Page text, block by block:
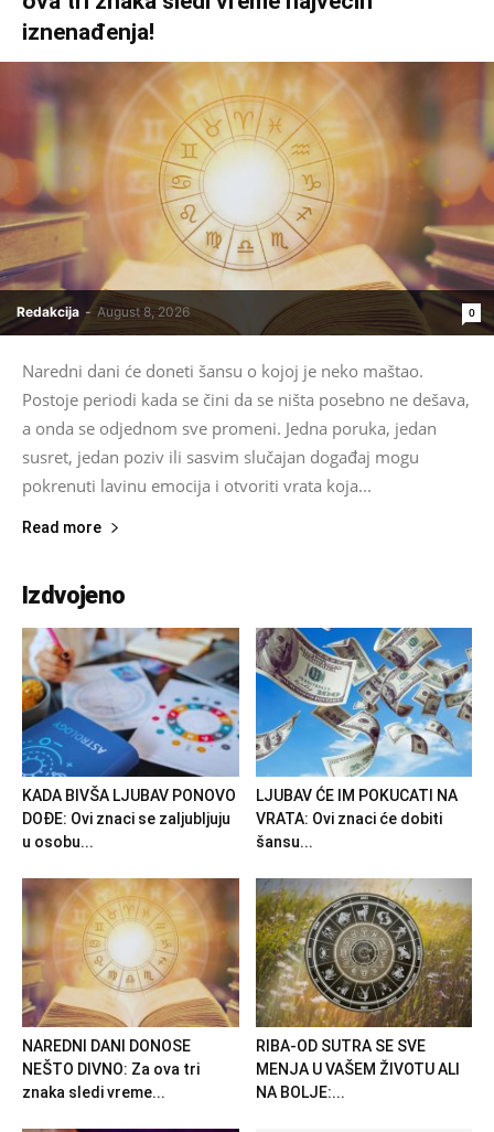
iznenađenja!
Redakcija - August 8, 2026 0
Naredni dani će doneti šansu o kojoj je neko maštao.
Postoje periodi kada se čini da se ništa posebno ne dešava,
a onda se odjednom sve promeni. Jedna poruka, jedan
susret, jedan poziv ili sasvim slučajan događaj mogu
pokrenuti lavinu emocija i otvoriti vrata koja...
Read more
Izdvojeno
KADA BIVŠA LJUBAV PONOVO
DOĐE: Ovi znaci se zaljubljuju
u osobu...
LJUBAV ĆE IM POKUCATI NA
VRATA: Ovi znaci će dobiti
šansu...
NAREDNI DANI DONOSE
NEŠTO DIVNO: Za ova tri
znaka sledi vreme...
RIBA-OD SUTRA SE SVE
MENJA U VAŠEM ŽIVOTU ALI
NA BOLJE:...